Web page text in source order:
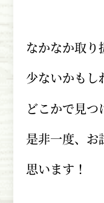
なかなか取り
少ないかもし
どこかで見つ
是非一度、お
思います！